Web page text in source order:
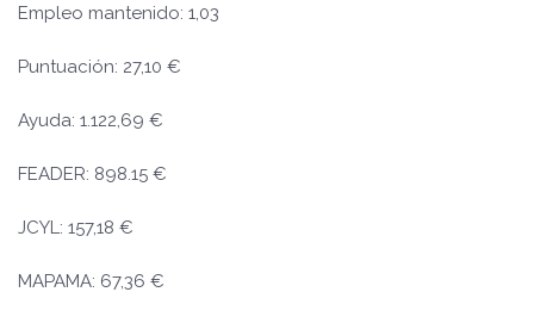
Empleo mantenido: 1,03
Puntuación: 27,10 €
Ayuda: 1.122,69 €
FEADER: 898.15 €
JCYL: 157,18 €
MAPAMA: 67,36 €